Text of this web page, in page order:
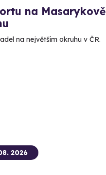
na Masarykově
na největším okruhu v ČR.
2026